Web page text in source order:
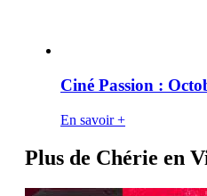
Ciné Passion :
En savoir +
Plus de Chérie en